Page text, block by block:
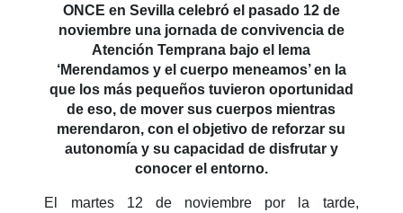
ONCE en Sevilla celebró el pasado 12 de
noviembre una jornada de convivencia de
Atención Temprana bajo el lema
‘Merendamos y el cuerpo meneamos’ en la
que los más pequeños tuvieron oportunidad
de eso, de mover sus cuerpos mientras
merendaron, con el objetivo de reforzar su
autonomía y su capacidad de disfrutar y
conocer el entorno.
El martes 12 de noviembre por la tarde,